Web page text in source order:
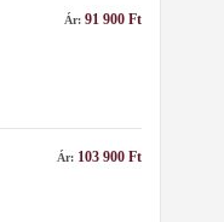
Ár: 91 900 Ft
Ár: 103 900 Ft